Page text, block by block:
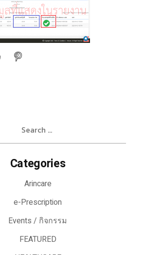
Categories
Arincare
e-Prescription
Events / กิจกรรม
FEATURED